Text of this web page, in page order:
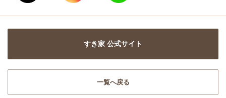
すき家 公式サイト
一覧へ戻る